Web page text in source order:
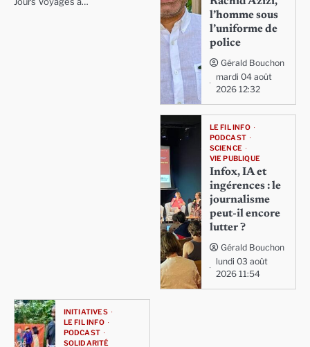
l’homme sous
l’uniforme de
police
Gérald Bouchon
mardi 04 août
2026 12:32
LE FIL INFO
PODCAST
SCIENCE
VIE PUBLIQUE
Infox, IA et
ingérences : le
journalisme
peut-il encore
lutter ?
Gérald Bouchon
lundi 03 août
2026 11:54
INITIATIVES
LE FIL INFO
PODCAST
SOLIDARITÉ